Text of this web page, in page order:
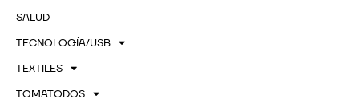
SALUD
TECNOLOGÍA/USB
TEXTILES
TOMATODOS